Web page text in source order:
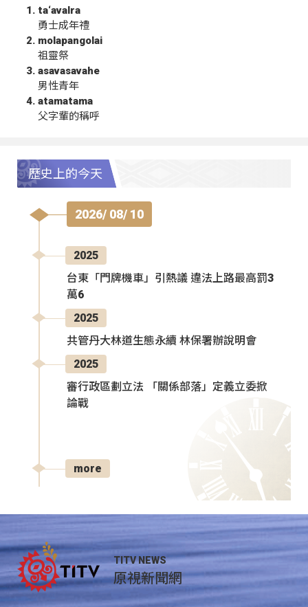
ta‘avalra
勇士成年禮
molapangolai
祖靈祭
asavasavahe
男性青年
atamatama
父字輩的稱呼
歷史上的今天
2026/ 08/ 10
2025
台東「門牌機車」引熱議 違法上路最高罰3
萬6
2025
共管丹大林道生態永續 林保署辦說明會
2025
審行政區劃立法 「關係部落」定義立委掀
論戰
more
TITV NEWS
原視新聞網